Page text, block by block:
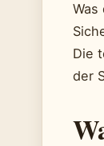
Die
der